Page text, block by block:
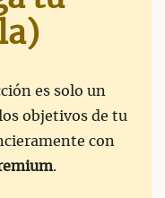
es solo un
objetivos de tu
con
.